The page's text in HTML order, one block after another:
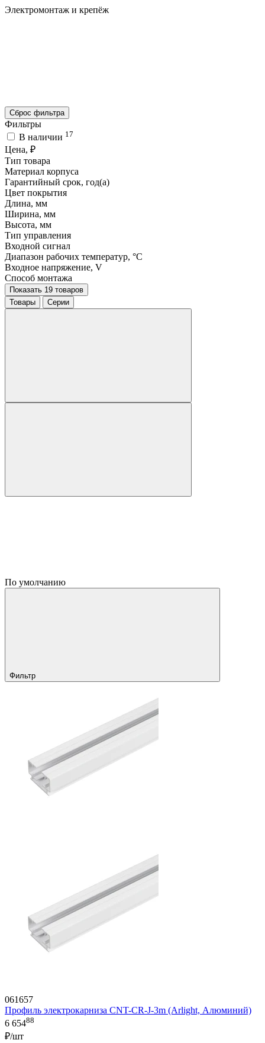
Электромонтаж и крепёж
Сброс фильтра
Фильтры
В наличии 17
Цена, ₽
Тип товара
Материал корпуса
Гарантийный срок, год(а)
Цвет покрытия
Длина, мм
Ширина, мм
Высота, мм
Тип управления
Входной сигнал
Диапазон рабочих температур, °C
Входное напряжение, V
Способ монтажа
Показать 19 товаров
Товары
Серии
По умолчанию
Фильтр
061657
Профиль электрокарниза CNT-CR-J-3m (Arlight, Алюминий)
6 65488
₽/шт